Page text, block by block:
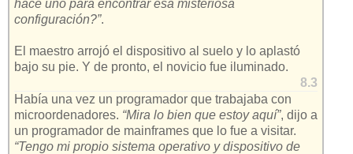
hace uno para encontrar esa misteriosa
configuración?”.
El maestro arrojó el dispositivo al suelo y lo aplastó
bajo su pie. Y de pronto, el novicio fue iluminado.
8.3
Había una vez un programador que trabajaba con
microordenadores. “Mira lo bien que estoy aquí”, dijo a
un programador de mainframes que lo fue a visitar.
“Tengo mi propio sistema operativo y dispositivo de